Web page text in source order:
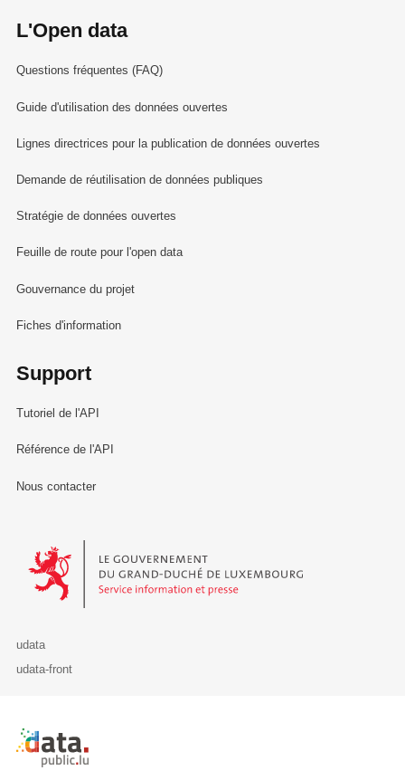
L'Open data
Questions fréquentes (FAQ)
Guide d'utilisation des données ouvertes
Lignes directrices pour la publication de données ouvertes
Demande de réutilisation de données publiques
Stratégie de données ouvertes
Feuille de route pour l'open data
Gouvernance du projet
Fiches d'information
Support
Tutoriel de l'API
Référence de l'API
Nous contacter
Le Gouvernement du Grand-Duché de Luxembourg - Service
udata
udata-front
Retour à l'accueil de data.public.lu